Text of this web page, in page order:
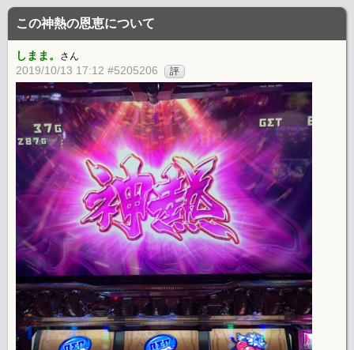
この神熱の恩恵について
しまま。 さん
2019/10/13 17:12 #5205206 評